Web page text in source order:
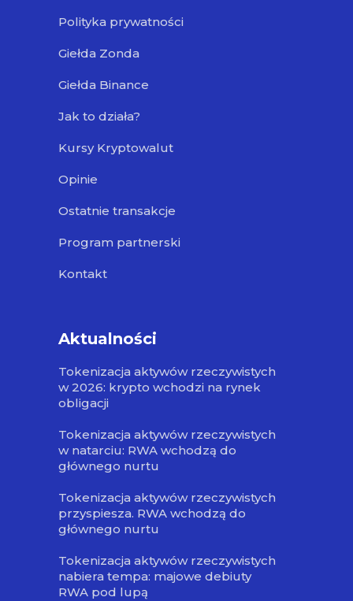
Polityka prywatności
Giełda Zonda
Giełda Binance
Jak to działa?
Kursy Kryptowalut
Opinie
Ostatnie transakcje
Program partnerski
Kontakt
Aktualności
Tokenizacja aktywów rzeczywistych
w 2026: krypto wchodzi na rynek
obligacji
Tokenizacja aktywów rzeczywistych
w natarciu: RWA wchodzą do
głównego nurtu
Tokenizacja aktywów rzeczywistych
przyspiesza. RWA wchodzą do
głównego nurtu
Tokenizacja aktywów rzeczywistych
nabiera tempa: majowe debiuty
RWA pod lupą